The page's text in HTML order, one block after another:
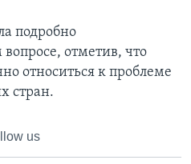
подробно
вопросе, отметив, что
относиться к проблеме
стран.
us